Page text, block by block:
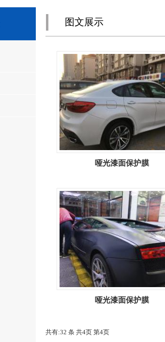
图文展示
哑光漆面保护膜
哑光漆面保护膜
共有:32 条 共4页 第4页